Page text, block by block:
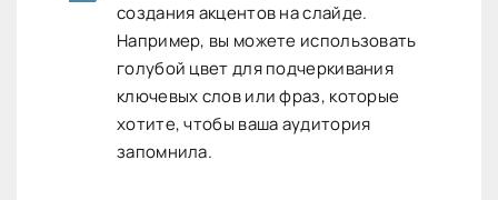
создания акцентов на слайде.
Например, вы можете использовать
голубой цвет для подчеркивания
ключевых слов или фраз, которые
хотите, чтобы ваша аудитория
запомнила.